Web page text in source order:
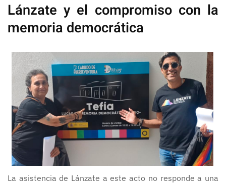
Lánzate y el compromiso con la
memoria democrática
La asistencia de Lánzate a este acto no responde a una